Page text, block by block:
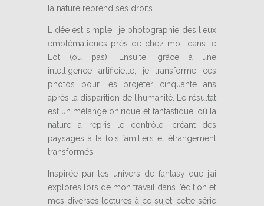
la nature reprend ses droits.
L’idée est simple : je photographie des lieux
emblématiques près de chez moi, dans le
Lot (ou pas). Ensuite, grâce à une
intelligence artificielle, je transforme ces
photos pour les projeter cinquante ans
après la disparition de l’humanité. Le résultat
est un mélange onirique et fantastique, où la
nature a repris le contrôle, créant des
paysages à la fois familiers et étrangement
transformés.
Inspirée par les univers de fantasy que j’ai
explorés lors de mon travail dans l’édition et
mes diverses lectures à ce sujet, cette série